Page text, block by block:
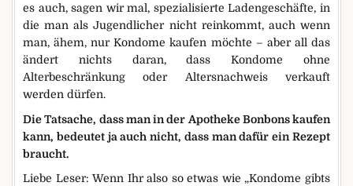
es auch, sagen wir mal, spezialisierte Ladengeschäfte, in
die man als Jugendlicher nicht reinkommt, auch wenn
man, ähem, nur Kondome kaufen möchte – aber all das
ändert nichts daran, dass Kondome ohne
Alterbeschränkung oder Altersnachweis verkauft
werden dürfen.
Die Tatsache, dass man in der Apotheke Bonbons kaufen
kann, bedeutet ja auch nicht, dass man dafür ein Rezept
braucht.
Liebe Leser: Wenn Ihr also so etwas wie „Kondome gibts